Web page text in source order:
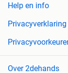
Help en info
Privacyverklaring
Over 2dehands